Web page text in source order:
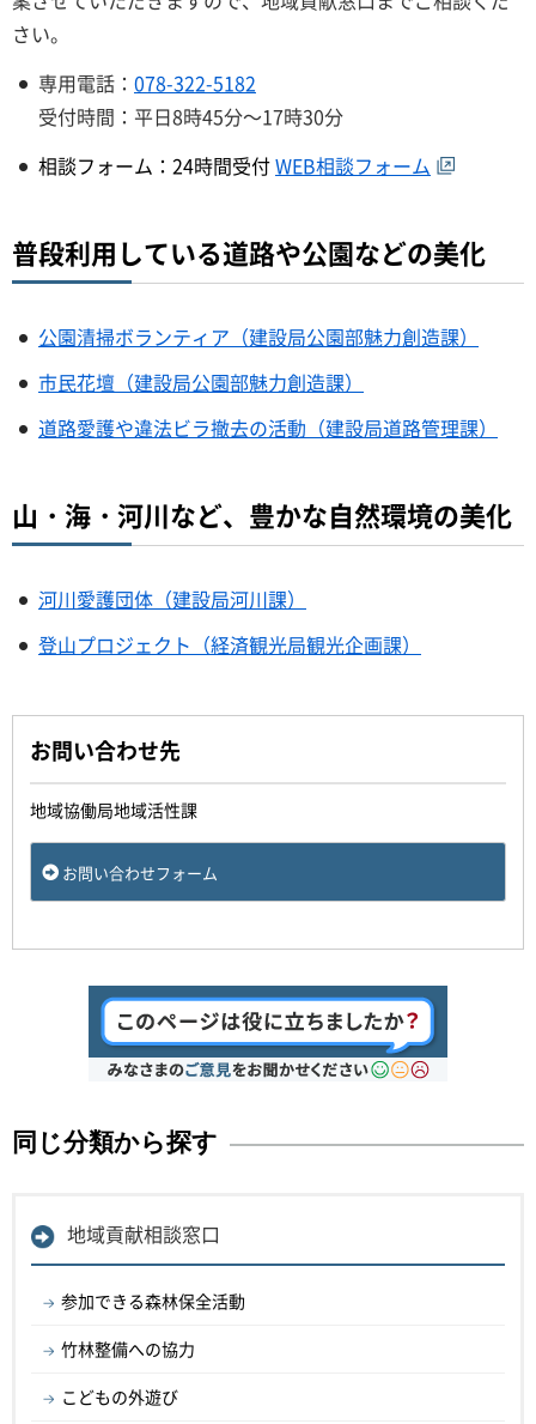
さい。
専用電話： 078-322-5182
受付時間：平日8時45分～17時30分
相談フォーム：24時間受付WEB相談フォーム
普段利用している道路や公園などの美化
公園清掃ボランティア（建設局公園部魅力創造課）
市民花壇（建設局公園部魅力創造課）
道路愛護や違法ビラ撤去の活動（建設局道路管理課）
山・海・河川など、豊かな自然環境の美化
河川愛護団体（建設局河川課）
登山プロジェクト（経済観光局観光企画課）
お問い合わせ先
地域協働局地域活性課
お問い合わせフォーム
同じ分類から探す
地域貢献相談窓口
参加できる森林保全活動
竹林整備への協力
こどもの外遊び